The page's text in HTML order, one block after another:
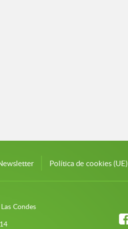
Política de cookies (UE)
Condes